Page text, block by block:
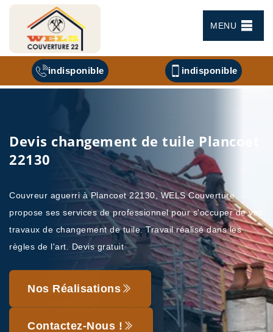
MENU
indisponible indisponible
Devis changement de tuile Plancoet
22130
Couvreur aguerri à Plancoet 22130, WELS Couverture
propose ses services de professionnel pour s'occuper de vos
travaux de changement de tuile. Travail réalisé dans les
règles de l'art. Devis gratuit
Nos Réalisations
Contactez-Nous !